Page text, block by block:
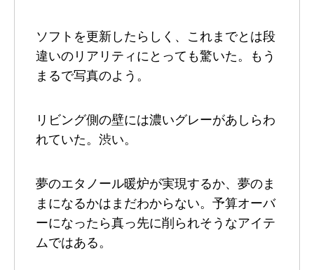
ソフトを更新したらしく、これまでとは段
違いのリアリティにとっても驚いた。もう
まるで写真のよう。
リビング側の壁には濃いグレーがあしらわ
れていた。渋い。
夢のエタノール暖炉が実現するか、夢のま
まになるかはまだわからない。予算オーバ
ーになったら真っ先に削られそうなアイテ
ムではある。